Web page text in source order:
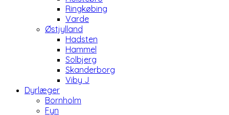
Ringkøbing
Varde
Østjylland
Hadsten
Hammel
Solbjerg
Skanderborg
Viby J
Dyrlæger
Bornholm
Fyn